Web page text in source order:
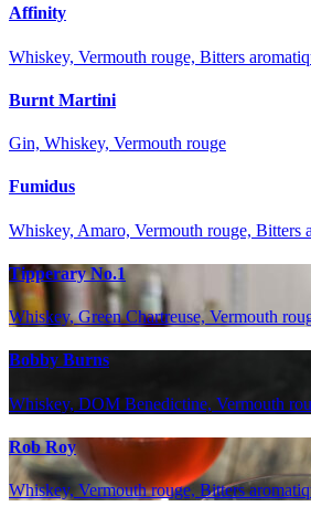
Affinity
Whiskey, Vermouth rouge, Bitters
Burnt Martini
Gin, Whiskey, Vermouth rouge
Fumidus
Whiskey, Amaro, Vermouth rouge, Bitters
Tipperary No.1
Whiskey, Green Chartreuse, Vermouth
Bobby Burns
Whiskey, DOM Benedictine, Vermouth
Rob Roy
Whiskey, Vermouth rouge, Bitters